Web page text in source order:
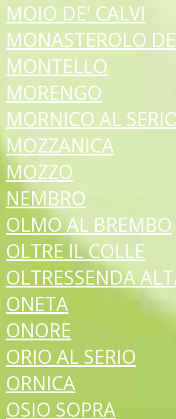
MOIO DE' CALVI
MONASTEROLO
MONTELLO
MORENGO
MORNICO AL
MOZZANICA
MOZZO
NEMBRO
OLMO AL BREMBO
OLTRE IL COLLE
OLTRESSENDA
ONETA
ONORE
ORIO AL SERIO
ORNICA
OSIO SOPRA